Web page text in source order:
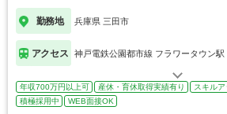
勤務地 兵庫県 三田市
アクセス 神戸電鉄公園都市線 フラワータウン駅
年収700万円以上可 産休・育休取得実績有り スキル
積極採用中
WEB面接OK